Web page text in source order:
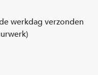
werkdag verzonden